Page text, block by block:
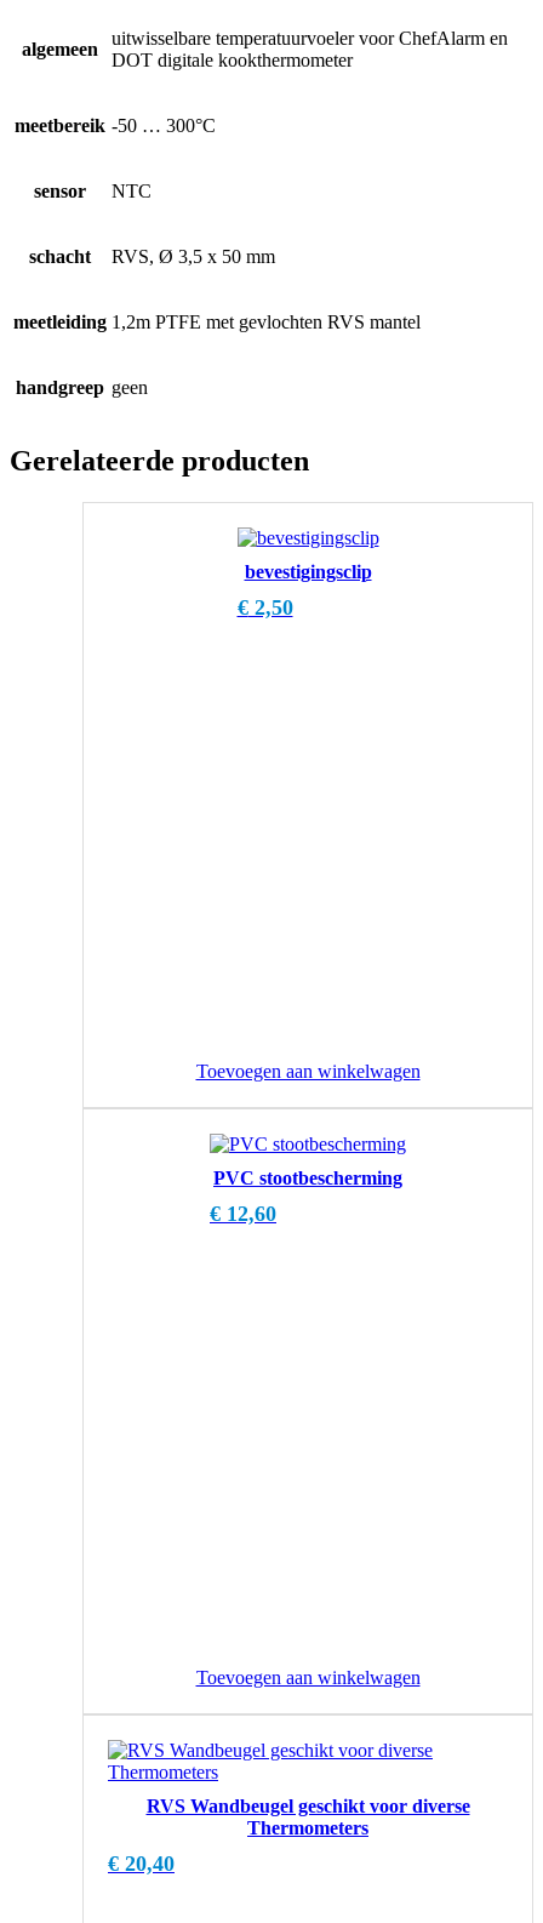
algemeen
uitwisselbare temperatuurvoeler voor ChefAlarm en
DOT digitale kookthermometer
meetbereik -50 … 300°C
sensor NTC
schacht RVS, Ø 3,5 x 50 mm
meetleiding 1,2m PTFE met gevlochten RVS mantel
handgreep geen
Gerelateerde producten
bevestigingsclip
€2,50
Toevoegen aan winkelwagen
PVC stootbescherming
€ 12,60
Toevoegen aan winkelwagen
RVS Wandbeugel geschikt voor diverse
Thermometers
€ 20,40